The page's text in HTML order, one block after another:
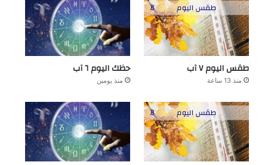
طقس اليوم ٧ آب
منذ 13 ساعة
حظك اليوم ٦ آب
منذ يومين